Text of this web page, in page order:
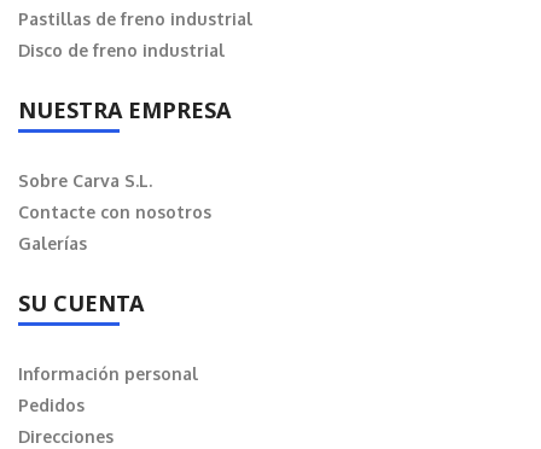
Pastillas de freno industrial
Disco de freno industrial
NUESTRA EMPRESA
Sobre Carva S.L.
Contacte con nosotros
Galerías
SU CUENTA
Información personal
Pedidos
Direcciones